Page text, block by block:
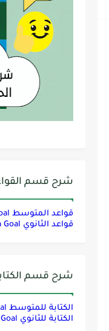
شرح قسم
قواعد المتوسط Super Goal
قواعد الثانوي Maga Goal
شرح قسم
الكتابة للمتوسط Super Goal
الكتابة للثانوي Maga Goal